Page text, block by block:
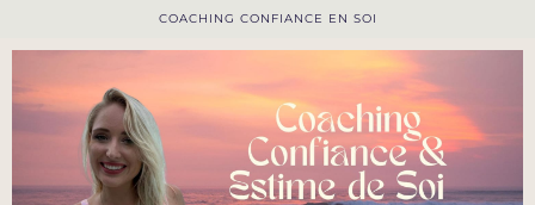
COACHING CONFIANCE EN SOI